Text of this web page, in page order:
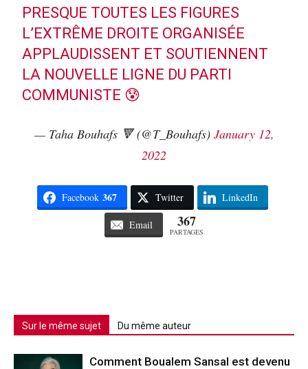
PRESQUE TOUTES LES FIGURES
L’EXTRÊME DROITE ORGANISÉE
APPLAUDISSENT ET SOUTIENNENT
LA NOUVELLE LIGNE DU PARTI
COMMUNISTE 😰
— Taha Bouhafs 🔻 (@T_Bouhafs) January 12,
2022
Facebook 367 Twitter LinkedIn
Email 367
PARTAGES
Sur le même sujet Du même auteur
Comment Boualem Sansal est devenu